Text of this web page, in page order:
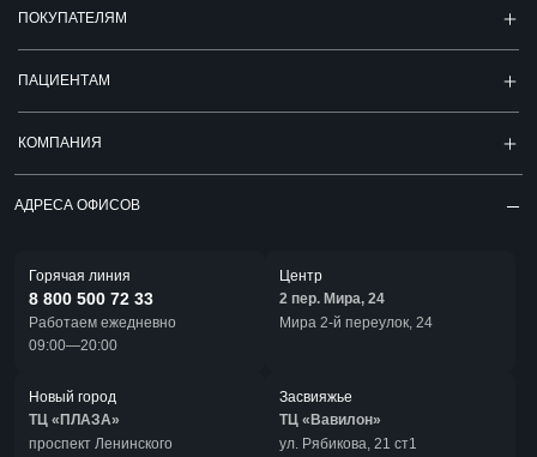
ПОКУПАТЕЛЯМ
ПАЦИЕНТАМ
КОМПАНИЯ
АДРЕСА ОФИСОВ
Горячая линия
8 800 500 72 33
Работаем ежедневно
09:00—20:00
Центр
2 пер. Мира, 24
Мира 2-й переулок, 24
Новый город
ТЦ «ПЛАЗА»
проспект Ленинского
Засвияжье
ТЦ «Вавилон»
ул. Рябикова, 21 ст1